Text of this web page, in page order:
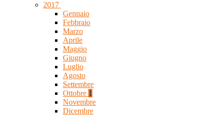
2017
Gennaio
Febbraio
Marzo
Aprile
Maggio
Giugno
Luglio
Agosto
Settembre
Ottobre 1
Novembre
Dicembre